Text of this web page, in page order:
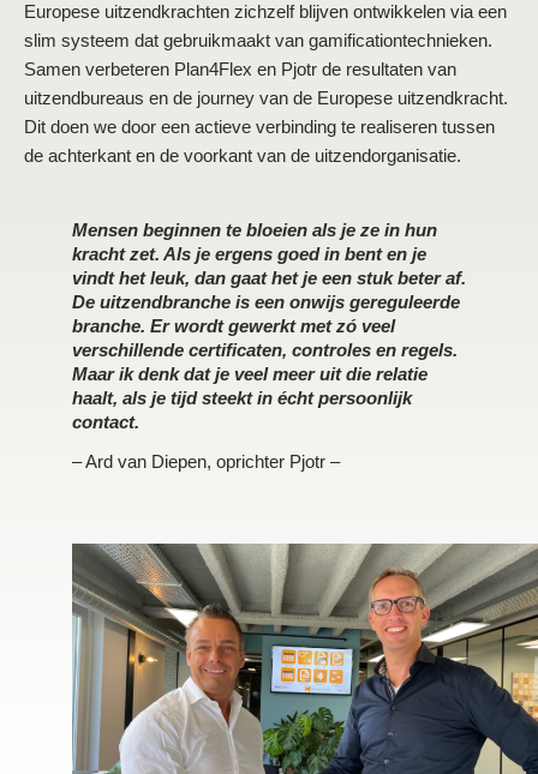
Europese uitzendkrachten zichzelf blijven ontwikkelen via een
slim systeem dat gebruikmaakt van gamificationtechnieken.
Samen verbeteren Plan4Flex en Pjotr de resultaten van
uitzendbureaus en de journey van de Europese uitzendkracht.
Dit doen we door een actieve verbinding te realiseren tussen
de achterkant en de voorkant van de uitzendorganisatie.
Mensen beginnen te bloeien als je ze in hun
kracht zet. Als je ergens goed in bent en je
vindt het leuk, dan gaat het je een stuk beter af.
De uitzendbranche is een onwijs gereguleerde
branche. Er wordt gewerkt met zó veel
verschillende certificaten, controles en regels.
Maar ik denk dat je veel meer uit die relatie
haalt, als je tijd steekt in écht persoonlijk
contact.
– Ard van Diepen, oprichter Pjotr –